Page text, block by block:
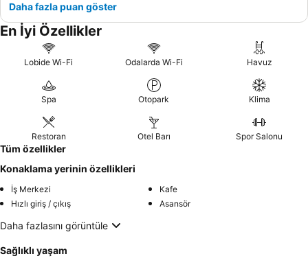
Daha fazla puan göster
En İyi Özellikler
Lobide Wi-Fi Odalarda Wi-Fi Havuz
Spa Otopark Klima
Restoran Otel Barı Spor Salonu
Tüm özellikler
Konaklama yerinin özellikleri
İş Merkezi
Kafe
Hızlı giriş / çıkış
Asansör
Daha fazlasını görüntüle
Sağlıklı yaşam